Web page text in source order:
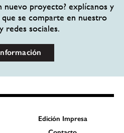
nuevo proyecto? explícanos y
se comparte en nuestro
redes sociales.
Edición Impresa